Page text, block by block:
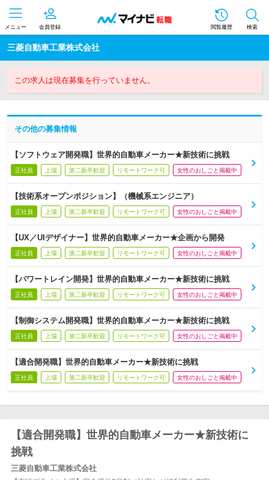
メニュー 会員登録 閲覧履歴 検索
三菱自動車工業株式会社
この求人は現在募集を行っていません。
その他の募集情報
【ソフトウェア開発職】世界的自動車メーカー★新技術に挑戦
正社員 上場 第二新卒歓迎 リモートワーク可 女性のおしごと掲載中
【技術系オープンポジション】（機械系エンジニア）
正社員 上場 第二新卒歓迎 リモートワーク可 女性のおしごと掲載中
【UX／UIデザイナー】世界的自動車メーカー★企画から開発
正社員 上場 第二新卒歓迎 リモートワーク可 女性のおしごと掲載中
【パワートレイン開発】世界的自動車メーカー★新技術に挑戦
正社員 上場 第二新卒歓迎 リモートワーク可 女性のおしごと掲載中
【制御システム開発職】世界的自動車メーカー★新技術に挑戦
正社員 上場 第二新卒歓迎 リモートワーク可 女性のおしごと掲載中
【適合開発職】世界的自動車メーカー★新技術に挑戦
正社員 上場 第二新卒歓迎 リモートワーク可 女性のおしごと掲載中
【適合開発職】世界的自動車メーカー★新技術に
挑戦
三菱自動車工業株式会社